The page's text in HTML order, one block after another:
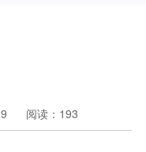
阅读：193